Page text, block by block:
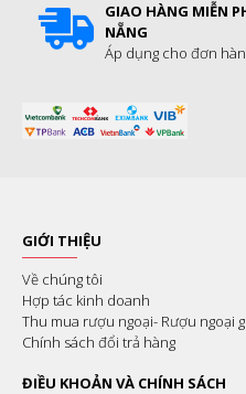
GIAO HÀNG MIỄN
NẴNG
Áp dụng cho đơn
GIỚI THIỆU
Về chúng tôi
Hợp tác kinh doanh
Thu mua rượu ngoại- Rượu ngoại
Chính sách đổi trả hàng
ĐIỀU KHOẢN VÀ CHÍNH SÁCH